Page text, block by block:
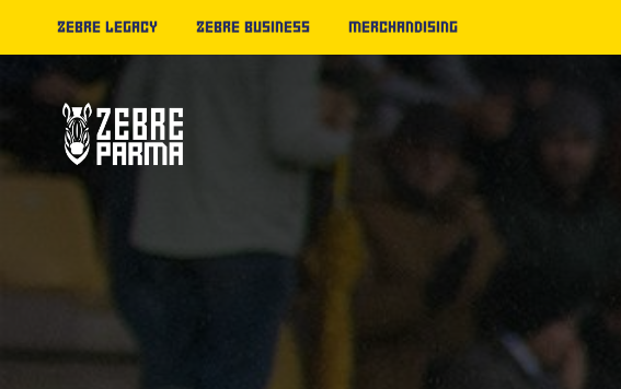
ZEBRE LEGACY ZEBRE BUSINESS MERCHANDISING